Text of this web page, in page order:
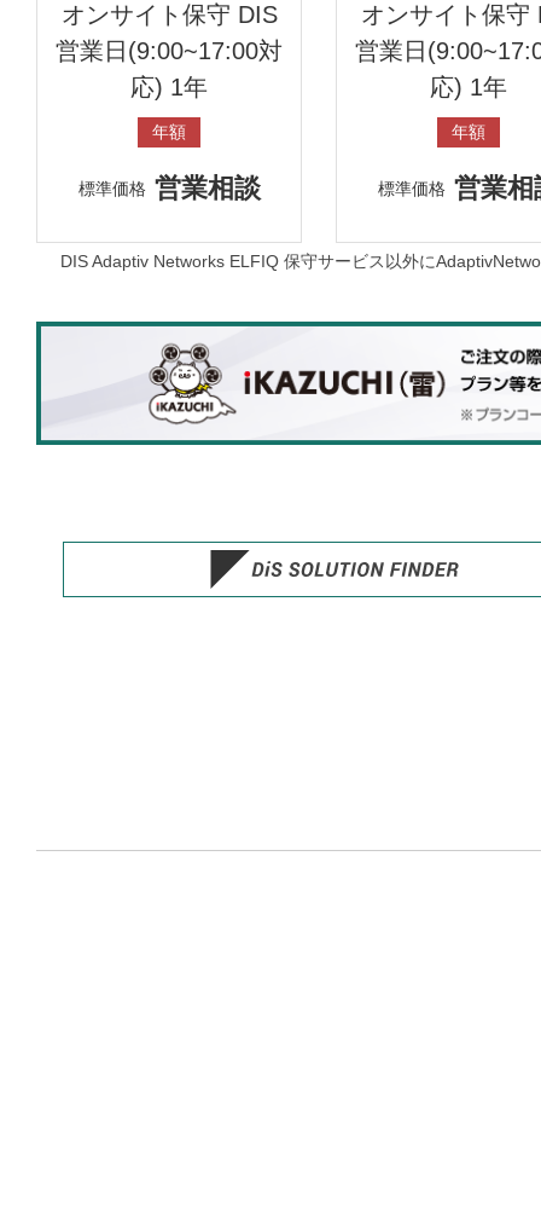
オンサイト保守 DIS
営業日(9:00~17:00対
応) 1年
年額
標準価格 営業相談
オンサイト保守
営業日
応) 1年
年額
標準価格 営業相
DIS Adaptiv Networks ELFIQ 保守サービス以外に